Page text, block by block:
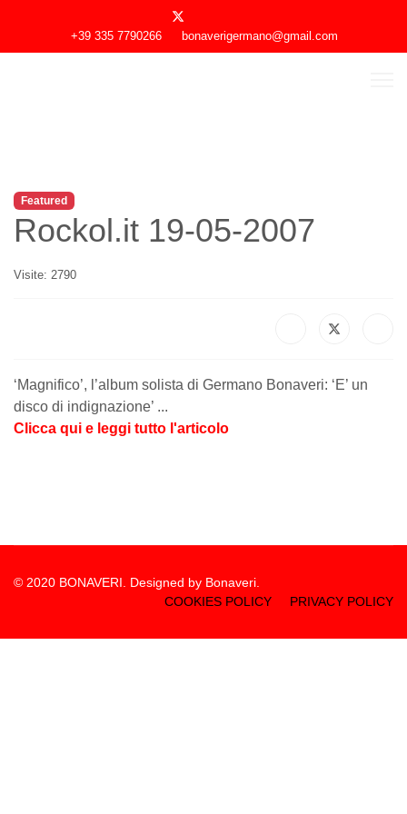
+39 335 7790266 bonaverigermano@gmail.com
Featured
Rockol.it 19-05-2007
Visite: 2790
‘Magnifico’, l’album solista di Germano Bonaveri: ‘E’ un
disco di indignazione’ ...
Clicca qui e leggi tutto l'articolo
© 2020 BONAVERI. Designed by Bonaveri.
COOKIES POLICY
PRIVACY POLICY